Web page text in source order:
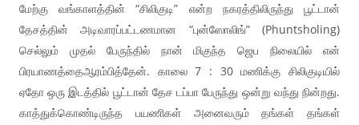
மேற்கு வங்காளத்தின் “சிலிகுடி” என்ற நகரத்திலிருந்து பூட்டான்
தேசத்தின் அடிவாரப்பட்டணமான “புன்ஸோலிங்” (Phuntsholing)
செல்லும் முதல் பேருந்தில் நான் மிகுந்த ஜெப நிலையில் என்
பிரயாணத்தைஆரம்பித்தேன். காலை 7 : 30 மணிக்கு சிலிகுடியில்
ஏதோ ஒரு இடத்தில் பூட்டான் தேச டப்பா பேருந்து ஒன்று வந்து நின்றது.
காத்துக்கொண்டிருந்த பயணிகள் அனைவரும் தங்கள் தங்கள்